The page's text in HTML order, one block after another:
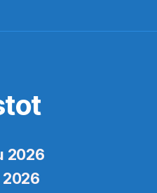
2026
2026